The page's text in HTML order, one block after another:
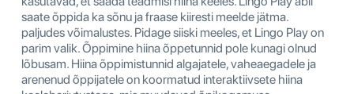
saate õppida ka sõnu ja fraase kiiresti meelde jätma.
paljudes võimalustes. Pidage siiski meeles, et Lingo Play on
parim valik. Õppimine hiina õppetunnid pole kunagi olnud
lõbusam. Hiina õppimistunnid algajatele, vaheaegadele ja
arenenud õppijatele on koormatud interaktiivsete hiina